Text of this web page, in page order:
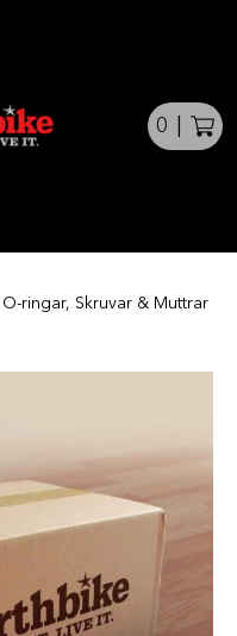
0
O-ringar, Skruvar & Muttrar